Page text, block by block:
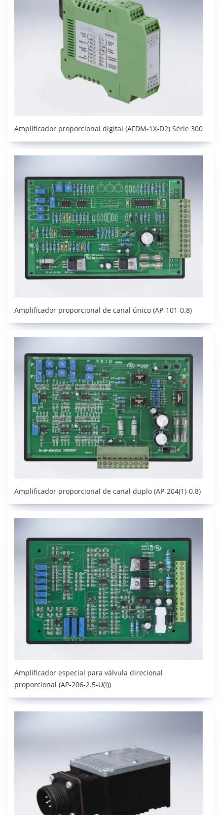
Amplificador proporcional digital (AFDM-1X-D2) Série 300
Amplificador proporcional de canal único (AP-101-0.8)
Amplificador proporcional de canal duplo (AP-204(1)-0.8)
Amplificador especial para válvula direcional
proporcional (AP-206-2.5-U(I))